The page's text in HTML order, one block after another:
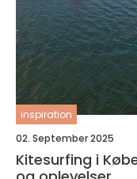
inspiration
02. September 2025
Kitesurfing i